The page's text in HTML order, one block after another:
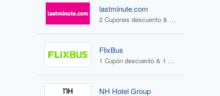
lastminute.com
2 Cupones descuento & 2 Ofertas
FlixBus
1 Cupón descuento & 1 Oferta
NH Hotel Group